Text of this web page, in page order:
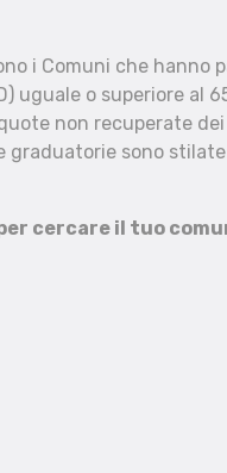
i Comuni che
uguale o superiore al
non recuperate
sono
cercare il tuo